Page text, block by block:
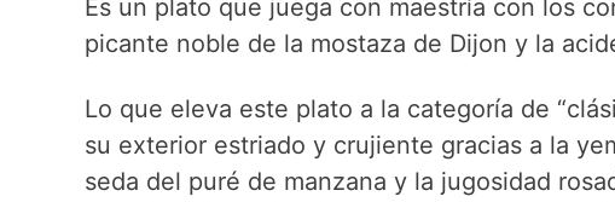
Es un plato que juega con maestría con los
picante noble de la mostaza de Dijon y la
Lo que eleva este plato a la categoría de
su exterior estriado y crujiente gracias a la
seda del puré de manzana y la jugosidad